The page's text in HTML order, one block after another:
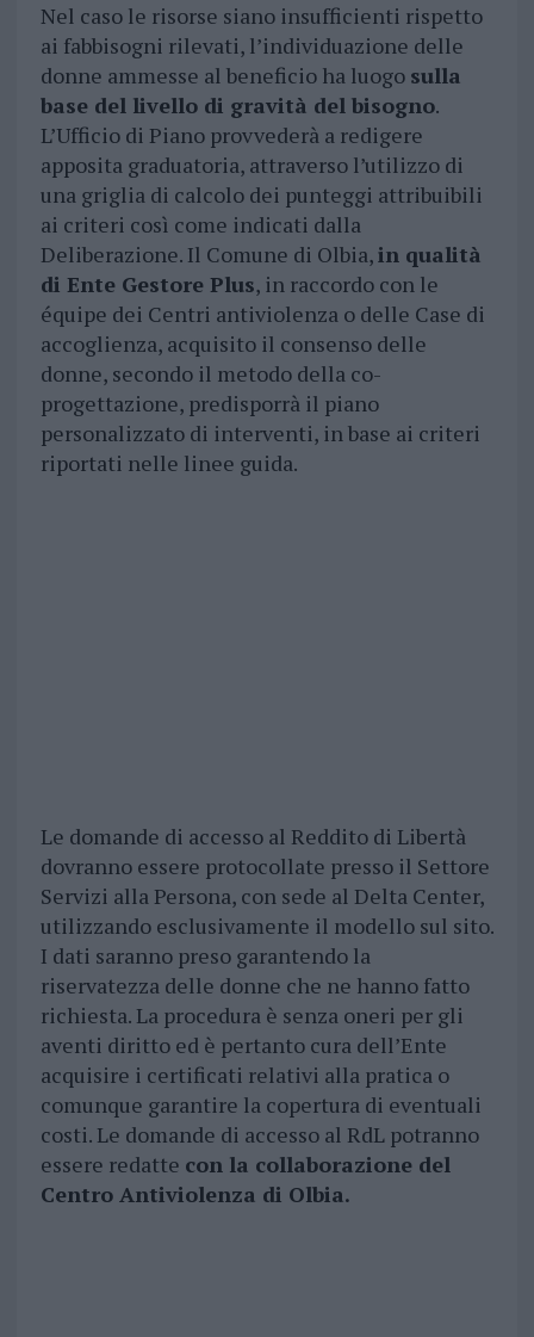
Nel caso le risorse siano insufficienti rispetto
ai fabbisogni rilevati, l’individuazione delle
donne ammesse al beneficio ha luogo sulla
base del livello di gravità del bisogno.
L’Ufficio di Piano provvederà a redigere
apposita graduatoria, attraverso l’utilizzo di
una griglia di calcolo dei punteggi attribuibili
ai criteri così come indicati dalla
Deliberazione. Il Comune di Olbia,in qualità
di Ente Gestore Plus, in raccordo con le
équipe dei Centri antiviolenza o delle Case di
accoglienza, acquisito il consenso delle
donne, secondo il metodo della co-
progettazione, predisporrà il piano
personalizzato di interventi, in base ai criteri
riportati nelle linee guida.
Le domande di accesso al Reddito di Libertà
dovranno essere protocollate presso il Settore
Servizi alla Persona, con sede al Delta Center,
utilizzando esclusivamente il modello sul sito.
I dati saranno preso garantendo la
riservatezza delle donne che ne hanno fatto
richiesta. La procedura è senza oneri per gli
aventi diritto ed è pertanto cura dell’Ente
acquisire i certificati relativi alla pratica o
comunque garantire la copertura di eventuali
costi. Le domande di accesso al RdL potranno
essere redatte con la collaborazione del
Centro Antiviolenza di Olbia.